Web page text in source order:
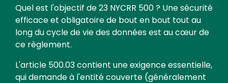
Quel est l'objectif de 23 NYCRR 500 ? Une sécurité
efficace et obligatoire de bout en bout tout au
long du cycle de vie des données est au cœur de
ce règlement.
L'article 500.03 contient une exigence essentielle,
qui demande à l'entité couverte (généralement